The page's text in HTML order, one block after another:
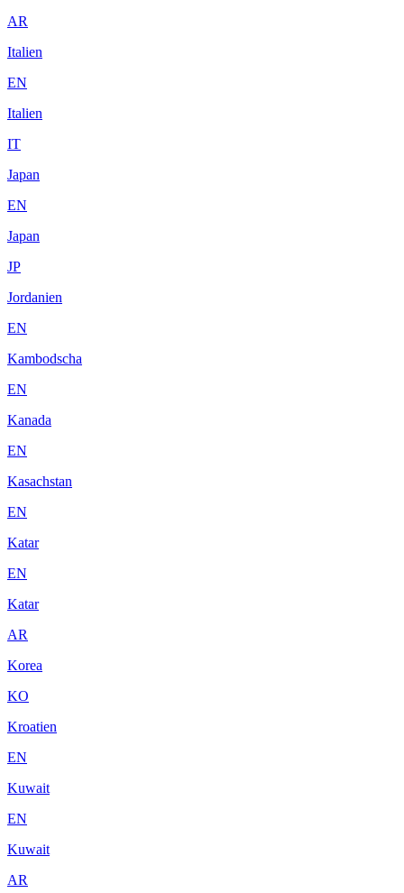
AR
Italien
EN
Italien
IT
Japan
EN
Japan
JP
Jordanien
EN
Kambodscha
EN
Kanada
EN
Kasachstan
EN
Katar
EN
Katar
AR
Korea
KO
Kroatien
EN
Kuwait
EN
Kuwait
AR